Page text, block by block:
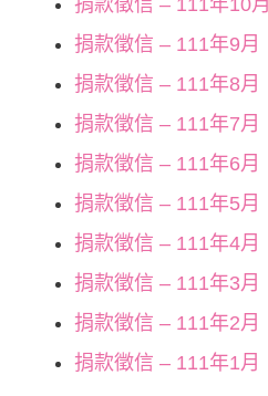
捐款徵信 – 111年10月
捐款徵信 – 111年9月
捐款徵信 – 111年8月
捐款徵信 – 111年7月
捐款徵信 – 111年6月
捐款徵信 – 111年5月
捐款徵信 – 111年4月
捐款徵信 – 111年3月
捐款徵信 – 111年2月
捐款徵信 – 111年1月